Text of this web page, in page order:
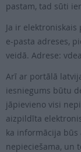
pastam, tad sūti
Ja ir
e-pasta adreses,
veidā. Adrese:
Arī ar portālā
iesniegums būtu
jāpievieno visi
aizpildīta
ka informācija būs
nepieciešama, un